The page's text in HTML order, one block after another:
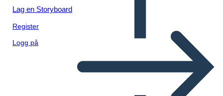
Lag en Storyboard
Register
Logg på